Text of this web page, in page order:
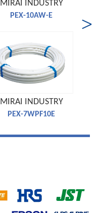
MIRAI INDUSTRY
PEX-10AW-E
MIRAI INDUSTRY
PEX-7WPF10E